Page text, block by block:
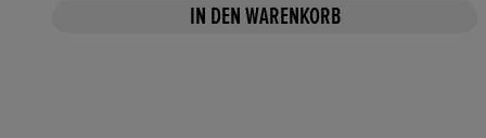
IN DEN WARENKORB